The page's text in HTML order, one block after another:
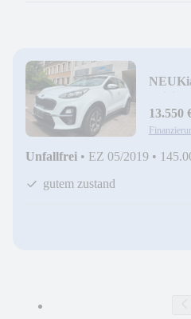
NEU
13.550
Unfallfrei • EZ 05/2019 •
gutem zustand